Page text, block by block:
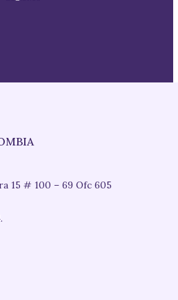
15 # 100 – 69 Ofc 605